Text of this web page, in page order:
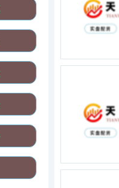
+0.17%